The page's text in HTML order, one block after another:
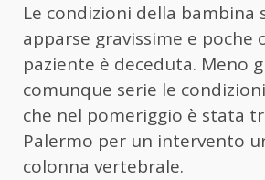
Le condizioni della bambina
apparse gravissime e poche
paziente è deceduta. Meno
comunque serie le
che nel pomeriggio è stata
Palermo per un intervento
colonna vertebrale.